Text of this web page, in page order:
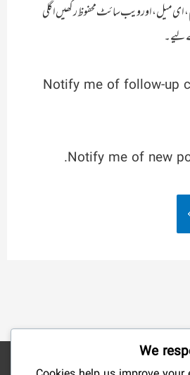
ای میل، اور ویب سائٹ محفوظ رکھیں اگلی
Notify me of follow-up
Notify me of new
We